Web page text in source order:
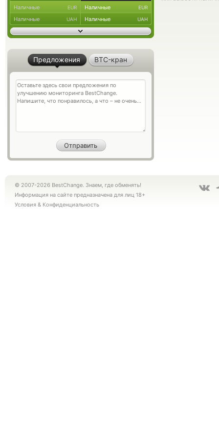
Наличные EUR Наличные EUR
Наличные UAH Наличные UAH
Предложения BTC-кран
© 2007-2026 BestChange. Знаем, где обменять!
Информация на сайте предназначена для лиц 18+
Условия & Конфиденциальность